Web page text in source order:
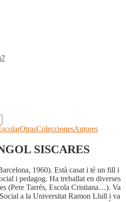
OtrasColeccionesAutores
SISCARES
1960). Està casat i té un fill i
i pedagog. Ha treballat en diverses
(Pere Tarrés, Escola Cristiana…). Va
a la Universitat Ramon Llull i va